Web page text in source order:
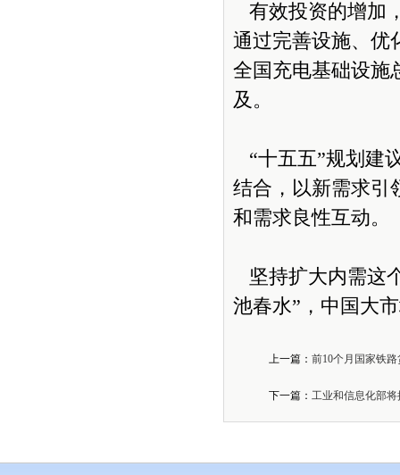
有效投资的增加
通过完善设施、优
全国充电基础设施
及。
“十五五”规划建
结合，以新需求引
和需求良性互动。
坚持扩大内需这
池春水”，中国大
上一篇： 前10个月国家铁
下一篇： 工业和信息化部